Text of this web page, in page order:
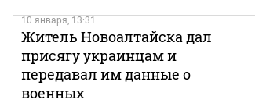
10 января, 13:31
Житель Новоалтайска дал
присягу украинцам и
передавал им данные о
военных